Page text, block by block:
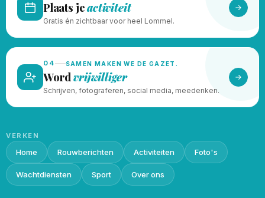
Plaats jeactiviteit
Gratis én zichtbaar voor heel Lommel.
04 SAMEN MAKEN WE DE GAZET.
Wordvrijwilliger
Schrijven, fotograferen, social media, meedenken.
VERKEN
Home Rouwberichten Activiteiten Foto's
Wachtdiensten Sport Over ons